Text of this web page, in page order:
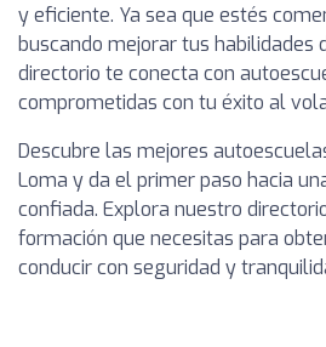
y eficiente. Ya sea que estés
buscando mejorar tus habilidades
directorio te conecta con
comprometidas con tu éxito al
Descubre las mejores
Loma y da el primer paso hacia
confiada. Explora nuestro
formación que necesitas para
conducir con seguridad y